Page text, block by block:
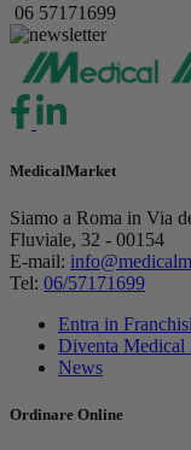
06 57171699
MedicalMarket
Siamo a Roma in Via
Fluviale, 32 - 00154
E-mail:
Tel: 06/57171699
Entra in
Diventa Medical
News
Ordinare Online